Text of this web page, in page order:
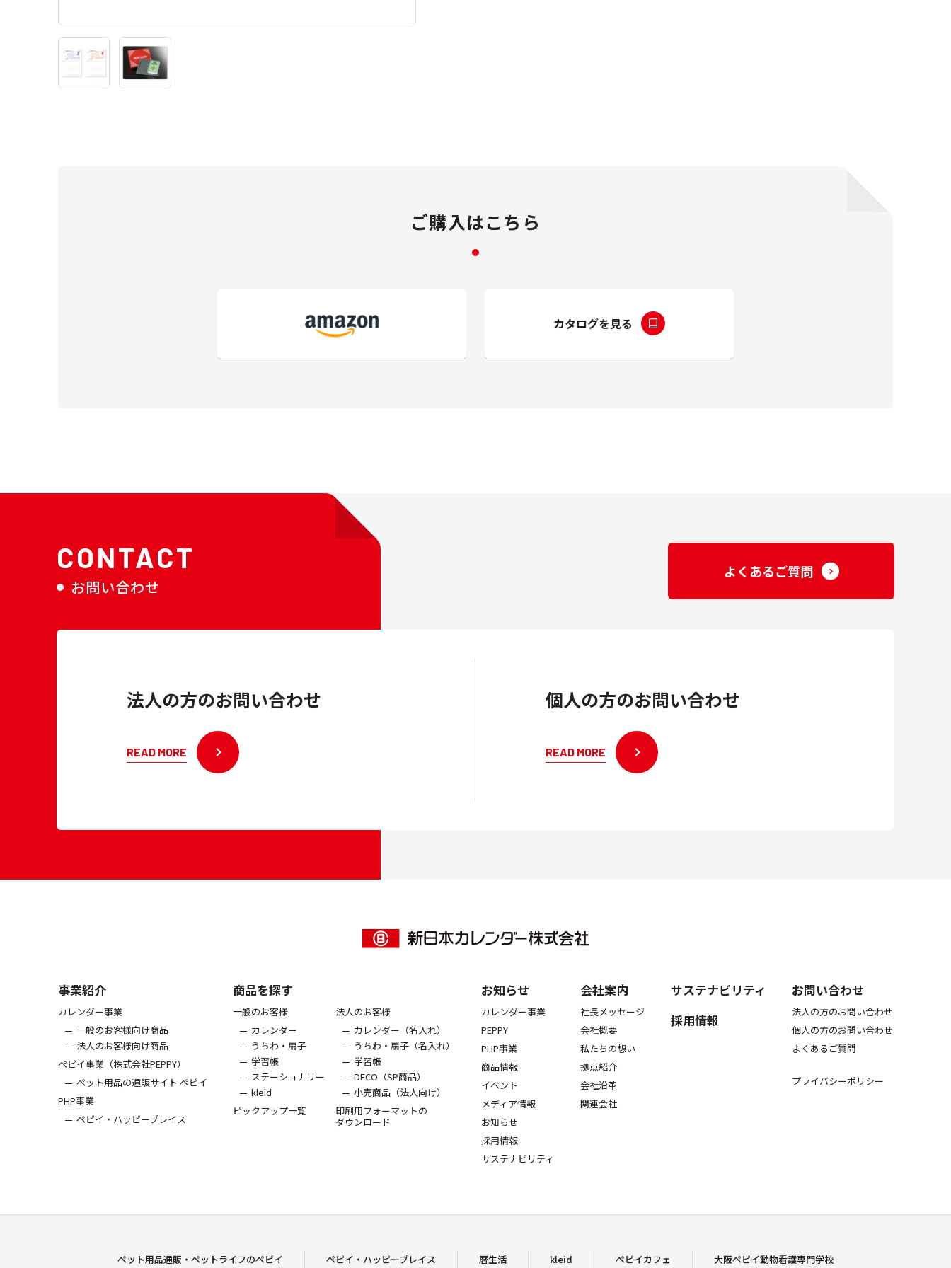
ご購入はこちら
カタログを見る
CONTACT
お問い合わせ
法人の方のお問い合わせ
READ MORE
個人の方のお問い合わせ
READ MORE
よくあるご質問
事業紹介
カレンダー事業
一般のお客様向け商品
法人のお客様向け商品
ぺピイ事業（株式会社PEPPY）
ペット用品の通販サイト ペピイ
PHP事業
ペピイ・ハッピープレイス
商品を探す
一般のお客様
カレンダー
うちわ・扇子
学習帳
ステーショナリー
kleid
ピックアップ一覧
法人のお客様
カレンダー（名入れ）
うちわ・扇子（名入れ）
学習帳
DECO（SP商品）
小売商品（法人向け）
印刷用フォーマットの
ダウンロード
お知らせ
カレンダー事業
PEPPY
PHP事業
商品情報
イベント
メディア情報
お知らせ
採用情報
サステナビリティ
会社案内
社長メッセージ
会社概要
私たちの想い
拠点紹介
会社沿革
関連会社
サステナビリティ
採用情報
お問い合わせ
法人の方のお問い合わせ
個人の方のお問い合わせ
よくあるご質問
プライバシーポリシー
ペット用品通販・ペットライフのペピイ ペピイ・ハッピープレイス 暦生活 kleid ペピイカフェ 大阪ペピイ動物看護専門学校